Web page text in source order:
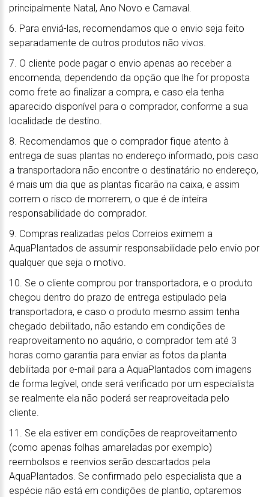
principalmente Natal, Ano Novo e Carnaval.
6. Para enviá-las, recomendamos que o envio seja feito
separadamente de outros produtos não vivos.
7. O cliente pode pagar o envio apenas ao receber a
encomenda, dependendo da opção que lhe for proposta
como frete ao finalizar a compra, e caso ela tenha
aparecido disponível para o comprador, conforme a sua
localidade de destino.
8. Recomendamos que o comprador fique atento à
entrega de suas plantas no endereço informado, pois caso
a transportadora não encontre o destinatário no endereço,
é mais um dia que as plantas ficarão na caixa, e assim
correm o risco de morrerem, o que é de inteira
responsabilidade do comprador.
9. Compras realizadas pelos Correios eximem a
AquaPlantados de assumir responsabilidade pelo envio por
qualquer que seja o motivo.
10. Se o cliente comprou por transportadora, e o produto
chegou dentro do prazo de entrega estipulado pela
transportadora, e caso o produto mesmo assim tenha
chegado debilitado, não estando em condições de
reaproveitamento no aquário, o comprador tem até 3
horas como garantia para enviar as fotos da planta
debilitada por e-mail para a AquaPlantados com imagens
de forma legível, onde será verificado por um especialista
se realmente ela não poderá ser reaproveitada pelo
cliente.
11. Se ela estiver em condições de reaproveitamento
(como apenas folhas amareladas por exemplo)
reembolsos e reenvios serão descartados pela
AquaPlantados. Se confirmado pelo especialista que a
espécie não está em condições de plantio, optaremos